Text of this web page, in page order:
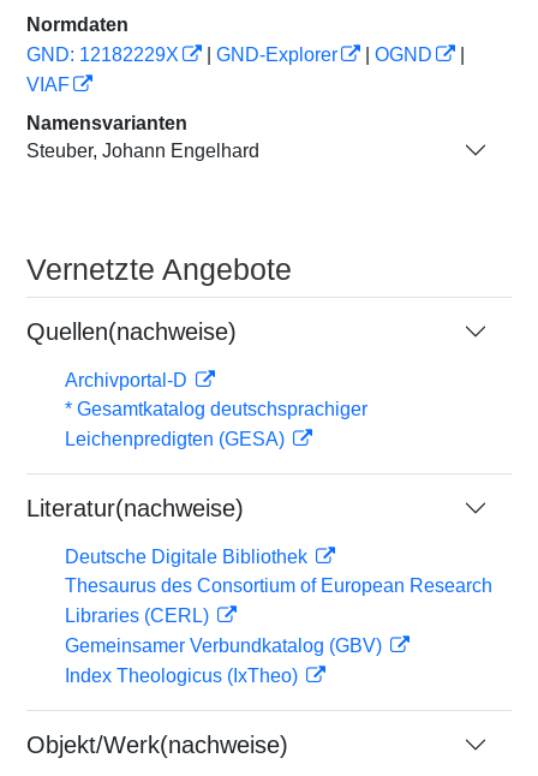
Normdaten
GND: 12182229X
GND-Explorer OGND
VIAF
Namensvarianten
Steuber, Johann Engelhard
Vernetzte Angebote
Quellen(nachweise)
Archivportal-D
* Gesamtkatalog deutschsprachiger
Leichenpredigten (GESA)
Literatur(nachweise)
Deutsche Digitale Bibliothek
Thesaurus des Consortium of European Research
Libraries (CERL)
Gemeinsamer Verbundkatalog (GBV)
Index Theologicus (IxTheo)
Objekt/Werk(nachweise)